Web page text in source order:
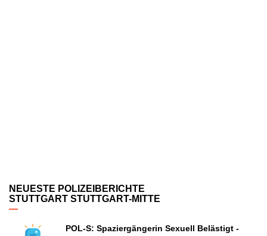
NEUESTE POLIZEIBERICHTE
STUTTGART STUTTGART-MITTE
POL-S: Spaziergängerin Sexuell Belästigt -